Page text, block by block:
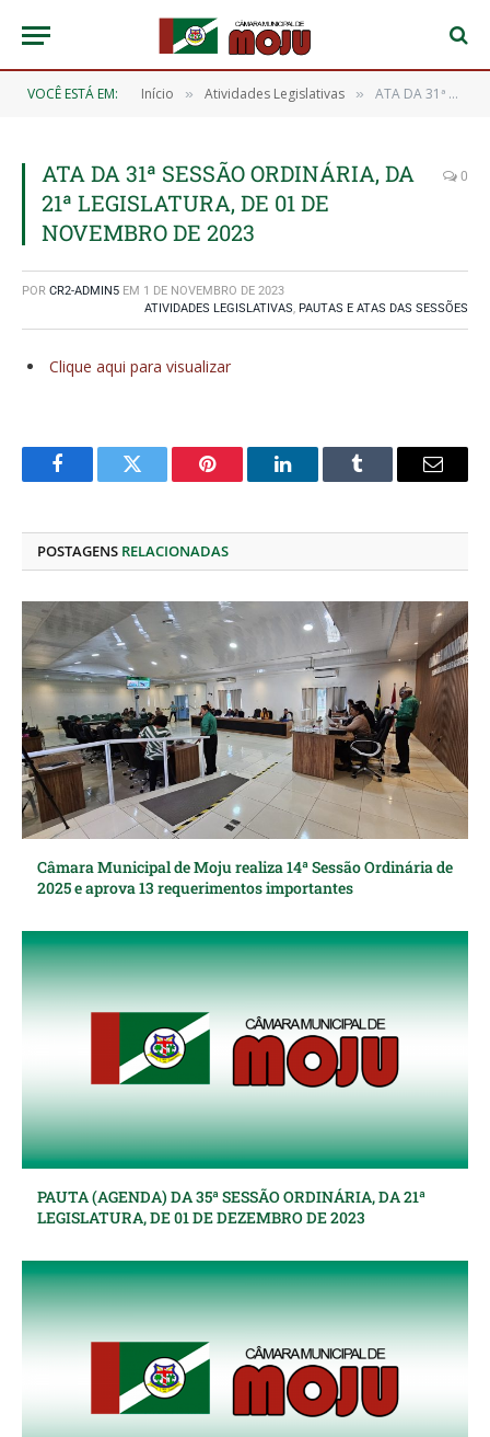
VOCÊ ESTÁ EM: Início » Atividades Legislativas » ATA DA 31ª SESSÃO ORDINÁRIA, DA 21ª LEGISLATURA, DE 01 DE NOVEMBRO DE 2023
ATA DA 31ª SESSÃO ORDINÁRIA, DA
21ª LEGISLATURA, DE 01 DE
NOVEMBRO DE 2023
0
POR CR2-ADMIN5 EM 1 DE NOVEMBRO DE 2023
ATIVIDADES LEGISLATIVAS, PAUTAS E ATAS DAS SESSÕES
Clique aqui para visualizar
FacebookTwitter Pinterest O
Tumblr
E-
POSTAGENS RELACIONADAS
Câmara Municipal de Moju realiza 14ª Sessão Ordinária de
2025 e aprova 13 requerimentos importantes
PAUTA (AGENDA) DA 35ª SESSÃO ORDINÁRIA, DA 21ª
LEGISLATURA, DE 01 DE DEZEMBRO DE 2023